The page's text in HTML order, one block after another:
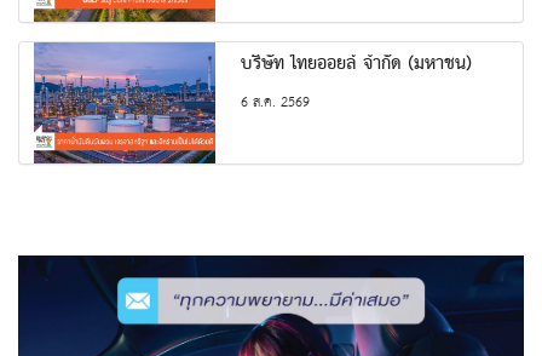
บริษัท ไทยออยล์ จำกัด (มหาชน)
6 ส.ค. 2569